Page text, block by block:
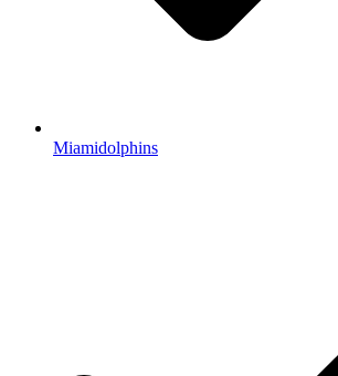
Miamidolphins